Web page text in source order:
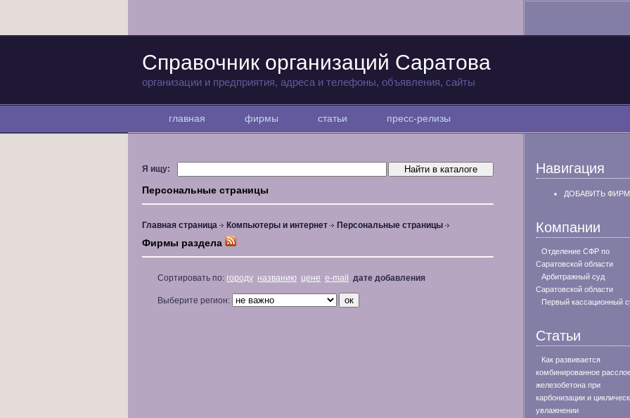
Справочник организаций Саратова
организации и предприятия, адреса и телефоны, объявления, сайты
главная фирмы статьи пресс-релизы
Я ищу:
Персональные страницы
Главная страница Компьютеры и интернет Персональные страницы
Фирмы раздела
Сортировать по: городу названию цене e-mail дате добавления
Выберите регион:
Навигация
ДОБАВИТЬ
Компании
Отделение СФР по
Саратовской области
Арбитражный суд
Саратовской области
Первый кассационный
Статьи
Как развивается
комбинированное
железобетона при
карбонизации и
увлажнении